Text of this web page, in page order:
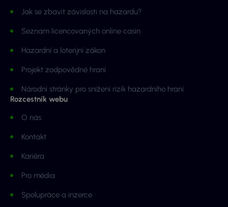
Jak se zbavit závislosti na hazardu?
Seznam licencovaných online casin
Hazardní a loterijní zákon
Projekt zodpovědné hraní
Národní stránky pro snížení rizik hazardního hraní
Rozcestník webu
O nás
Kontakt
Kariéra
Pro média
Spolupráce a inzerce